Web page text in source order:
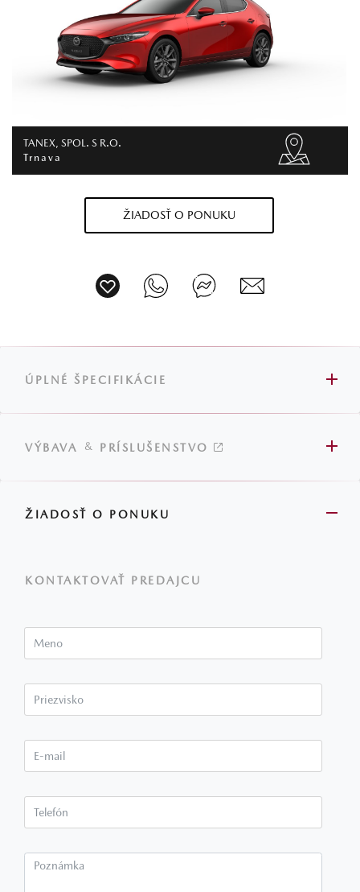
TANEX, SPOL. S R.O.
Trnava
ŽIADOSŤ O PONUKU
ÚPLNÉ ŠPECIFIKÁCIE
VÝBAVA & PRÍSLUŠENSTVO
ŽIADOSŤ O PONUKU
KONTAKTOVAŤ PREDAJCU